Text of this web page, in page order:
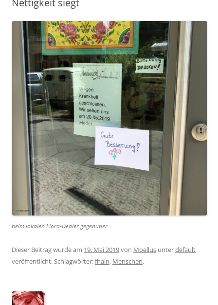
Nettigkeit siegt
beim lokalen Flora-Dealer gegenüber
Dieser Beitrag wurde am 19. Mai 2019von Moellus unterdefault
veröffentlicht. Schlagwörter:fhain, Menschen.